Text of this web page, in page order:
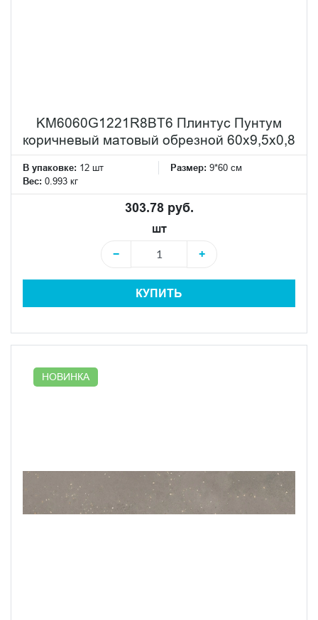
KM6060G1221R8BT6 Плинтус Пунтум
коричневый матовый обрезной 60x9,5x0,8
В упаковке: 12 шт Размер: 9*60 см
Вес: 0.993 кг
303.78 руб.
шт
−
+
КУПИТЬ
НОВИНКА